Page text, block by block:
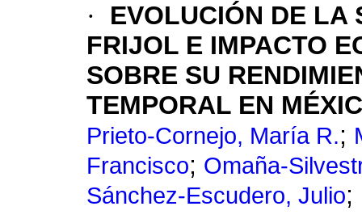
·
EVOLUCIÓN DE LA
FRIJOL E IMPACTO
SOBRE SU
TEMPORAL EN
Prieto-Cornejo, María R.;
Francisco; Omaña-
Sánchez-Escudero, Julio;